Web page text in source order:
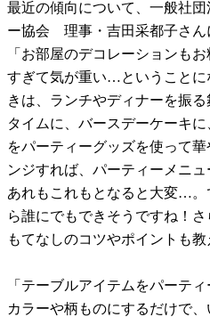
最近の傾向について、一般社
ー協会 理事・吉田采都子さん
「お部屋のデコレーションも
すぎて気が重い…ということに
きは、ランチやディナーを振
タイムに、バースデーケーキ
をパーティーグッズを使って
ンジすれば、パーティーメニ
あれもこれもとなると大変…
ら誰にでもできそうですね！
もてなしのコツやポイントも教
「テーブルアイテムをパーテ
カラーや柄ものにするだけで